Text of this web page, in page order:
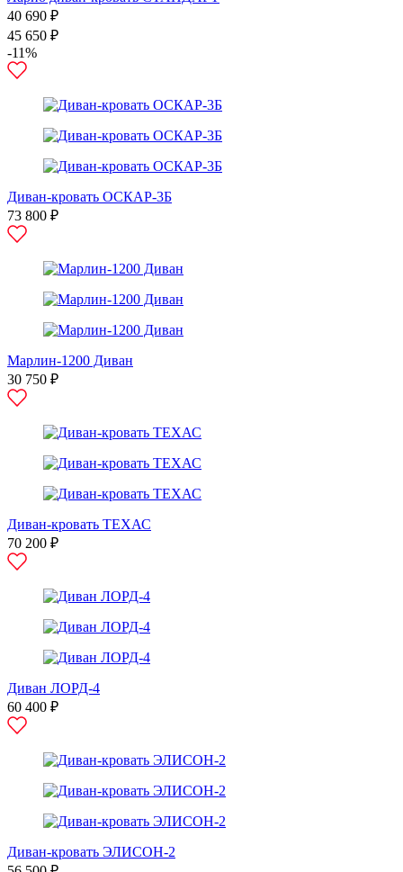
40 690 ₽
45 650 ₽
-11%
Диван-кровать ОСКАР-3Б
73 800 ₽
Марлин-1200 Диван
30 750 ₽
Диван-кровать ТЕХАС
70 200 ₽
Диван ЛОРД-4
60 400 ₽
Диван-кровать ЭЛИСОН-2